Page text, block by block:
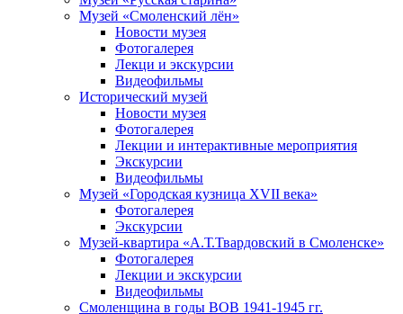
Музей «Смоленский лён»
Новости музея
Фотогалерея
Лекци и экскурсии
Видеофильмы
Исторический музей
Новости музея
Фотогалерея
Лекции и интерактивные мероприятия
Экскурсии
Видеофильмы
Музей «Городская кузница XVII века»
Фотогалерея
Экскурсии
Музей-квартира «А.Т.Твардовский в Смоленске»
Фотогалерея
Лекции и экскурсии
Видеофильмы
Смоленщина в годы ВОВ 1941-1945 гг.